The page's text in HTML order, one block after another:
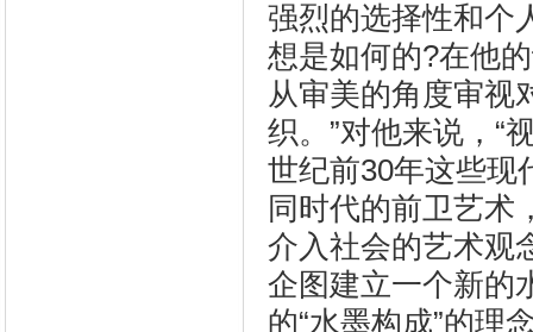
强烈的选择性和个
想是如何的?在他
从审美的角度审视
织。”对他来说，“
世纪前30年这些现
同时代的前卫艺术
介入社会的艺术观
企图建立一个新的
的“水墨构成”的理